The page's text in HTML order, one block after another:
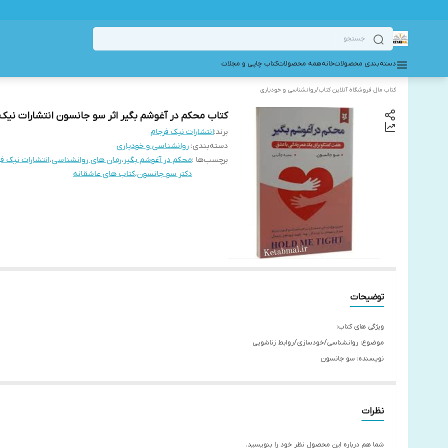
دسته‌بندی محصولاتخانههمه محصولاتکتاب چاپی و مجلات
کتاب مال فروشگاه آنلاین کتاب/روانشناسی و خودیاری
کتاب محکم در آغوشم بگیر اثر سو جانسون انتشارات
برند:انتشارات نیک فرجام
دسته‌بندی: روانشناسی و خودیاری
برچسب‌ها :محکم در آغوشم بگیر ،رمان های روانشناسی،انتشارات نیک
دکتر سو جانسون،کتاب های عاشقانه
توضیحات
ویژگی های کتاب:
موضوع: روانشناسی/خودسازی/روابط زناشویی
نویسنده: سو جانسون
نوع جلد : شومیز
قطع: رقعی
نظرات
شما هم درباره این محصول نظر خود را بنویسید.